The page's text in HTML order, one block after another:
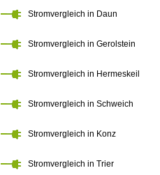
Stromvergleich in Daun
Stromvergleich in Gerolstein
Stromvergleich in Hermeskeil
Stromvergleich in Schweich
Stromvergleich in Konz
Stromvergleich in Trier